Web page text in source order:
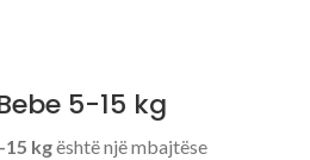
5-15 kg
15 kgështë një mbajtëse